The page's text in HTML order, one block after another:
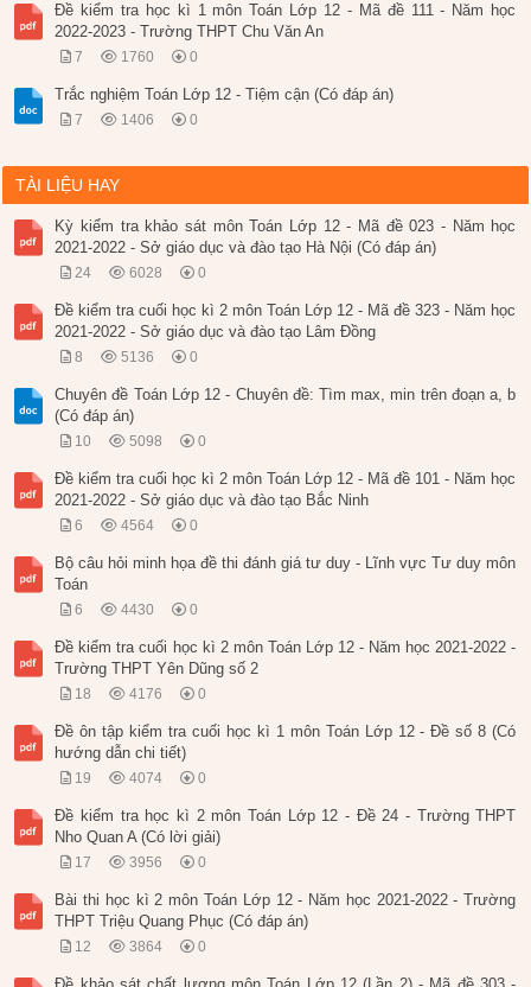
Đề kiểm tra học kì 1 môn Toán Lớp 12 - Mã đề 111 - Năm học
2022-2023 - Trường THPT Chu Văn An
7 1760 0
Trắc nghiệm Toán Lớp 12 - Tiệm cận (Có đáp án)
7 1406 0
TÀI LIỆU HAY
Kỳ kiểm tra khảo sát môn Toán Lớp 12 - Mã đề 023 - Năm học
2021-2022 - Sở giáo dục và đào tạo Hà Nội (Có đáp án)
24 6028 0
Đề kiểm tra cuối học kì 2 môn Toán Lớp 12 - Mã đề 323 - Năm học
2021-2022 - Sở giáo dục và đào tạo Lâm Đồng
8 5136 0
Chuyên đề Toán Lớp 12 - Chuyên đề: Tìm max, min trên đoạn a, b
(Có đáp án)
10 5098 0
Đề kiểm tra cuối học kì 2 môn Toán Lớp 12 - Mã đề 101 - Năm học
2021-2022 - Sở giáo dục và đào tạo Bắc Ninh
6 4564 0
Bộ câu hỏi minh họa đề thi đánh giá tư duy - Lĩnh vực Tư duy môn
Toán
6 4430 0
Đề kiểm tra cuối học kì 2 môn Toán Lớp 12 - Năm học 2021-2022 -
Trường THPT Yên Dũng số 2
18 4176 0
Đề ôn tập kiểm tra cuối học kì 1 môn Toán Lớp 12 - Đề số 8 (Có
hướng dẫn chi tiết)
19 4074 0
Đề kiểm tra học kì 2 môn Toán Lớp 12 - Đề 24 - Trường THPT
Nho Quan A (Có lời giải)
17 3956 0
Bài thi học kì 2 môn Toán Lớp 12 - Năm học 2021-2022 - Trường
THPT Triệu Quang Phục (Có đáp án)
12 3864 0